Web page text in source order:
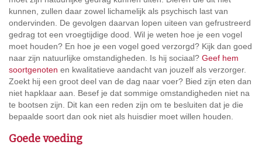
kunnen, zullen daar zowel lichamelijk als psychisch last van
ondervinden. De gevolgen daarvan lopen uiteen van gefrustreerd
gedrag tot een vroegtijdige dood. Wil je weten hoe je een vogel
moet houden? En hoe je een vogel goed verzorgd? Kijk dan goed
naar zijn natuurlijke omstandigheden. Is hij sociaal? Geef hem
soortgenoten en kwalitatieve aandacht van jouzelf als verzorger.
Zoekt hij een groot deel van de dag naar voer? Bied zijn eten dan
niet hapklaar aan. Besef je dat sommige omstandigheden niet na
te bootsen zijn. Dit kan een reden zijn om te besluiten dat je die
bepaalde soort dan ook niet als huisdier moet willen houden.
Goede voeding